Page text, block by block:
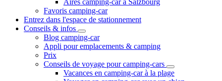
Favoris camping-car
Entrez dans l'espace de stationnement
Conseils & infos
Blog camping-car
Appli pour emplacements & camping
Prix
Conseils de voyage pour camping-cars
Vacances en camping-car à la plage